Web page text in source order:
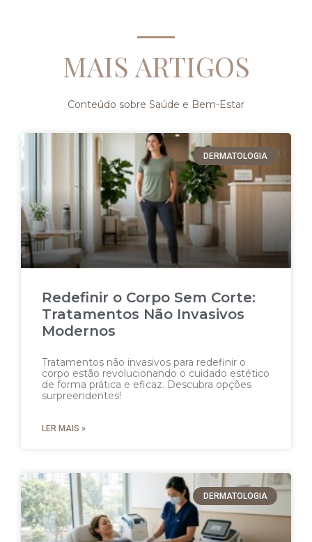
MAIS ARTIGOS
Conteúdo sobre Saúde e Bem-Estar
DERMATOLOGIA
Redefinir o Corpo Sem Corte:
Tratamentos Não Invasivos
Modernos
Tratamentos não invasivos para redefinir o
corpo estão revolucionando o cuidado estético
de forma prática e eficaz. Descubra opções
surpreendentes!
LER MAIS »
DERMATOLOGIA